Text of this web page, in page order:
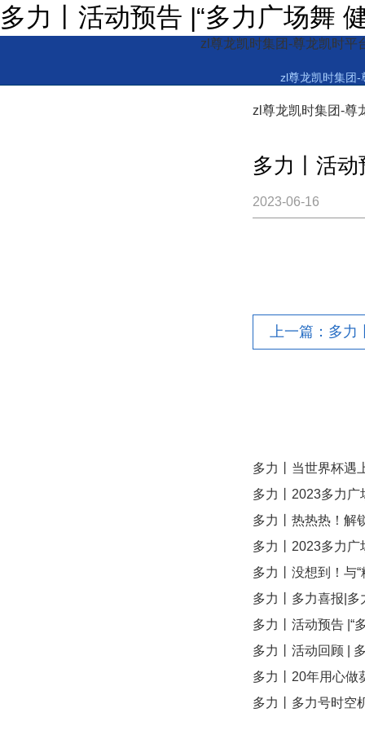
多力丨活动预告 |“多力广场舞
zl尊龙凯时集团-尊龙凯时平
zl尊龙凯时集团-
zl尊龙凯时集团-尊
多力丨活动
2023-06-16
多力丨当世界杯遇
多力丨2023多力广
多力丨热热热！解
多力丨2023多力广
多力丨没想到！与
多力丨多力喜报|
多力丨活动预告 |“
多力丨活动回顾 |
多力丨20年用心做
多力丨多力号时空